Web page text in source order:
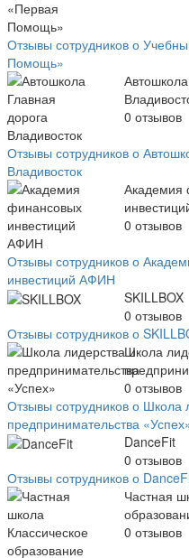
Отзывы сотрудников о
Помощь»
0 отзывов
Отзывы сотрудников о
Владивосток
Академия
0 отзывов
Отзывы сотрудников о
инвестиций АФИН
SKILLBOX
0 отзывов
Отзывы сотрудников о
Школа
0 отзывов
Отзывы сотрудников о Школа
предпринимательства
DanceFit
0 отзывов
Отзывы сотрудников о
Частная
0 отзывов